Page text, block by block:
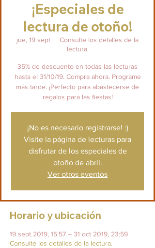
¡Especiales de
lectura de otoño!
jue, 19 sept
  |
Consulte los detalles de la
lectura.
35% de descuento en todas las lecturas
hasta el 31/10/19. Compra ahora. Programe
más tarde. ¡Perfecto para abastecerse de
regalos para las fiestas!
¡No es necesario registrarse! :)
Visite la página de lecturas para
disfrutar de los especiales de
otoño de abril.
Ver otros eventos
Horario y ubicación
19 sept 2019, 15:57 – 31 oct 2019, 23:59
Consulte los detalles de la lectura.